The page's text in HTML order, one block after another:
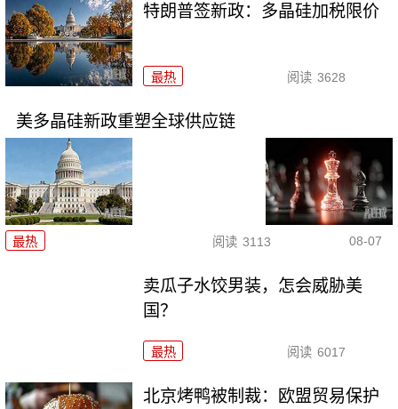
特朗普签新政：多晶硅加税限价
最热 阅读 3628
美多晶硅新政重塑全球供应链
最热 阅读 3113 08-07
卖瓜子水饺男装，怎会威胁美
国？
最热 阅读 6017
北京烤鸭被制裁：欧盟贸易保护